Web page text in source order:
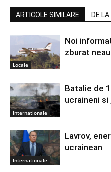
ARTICOLE SIMILARE DE
Locale
Noi
zburat
Internationale
Batalie de
ucraineni si
Internationale
Lavrov,
ucrainean